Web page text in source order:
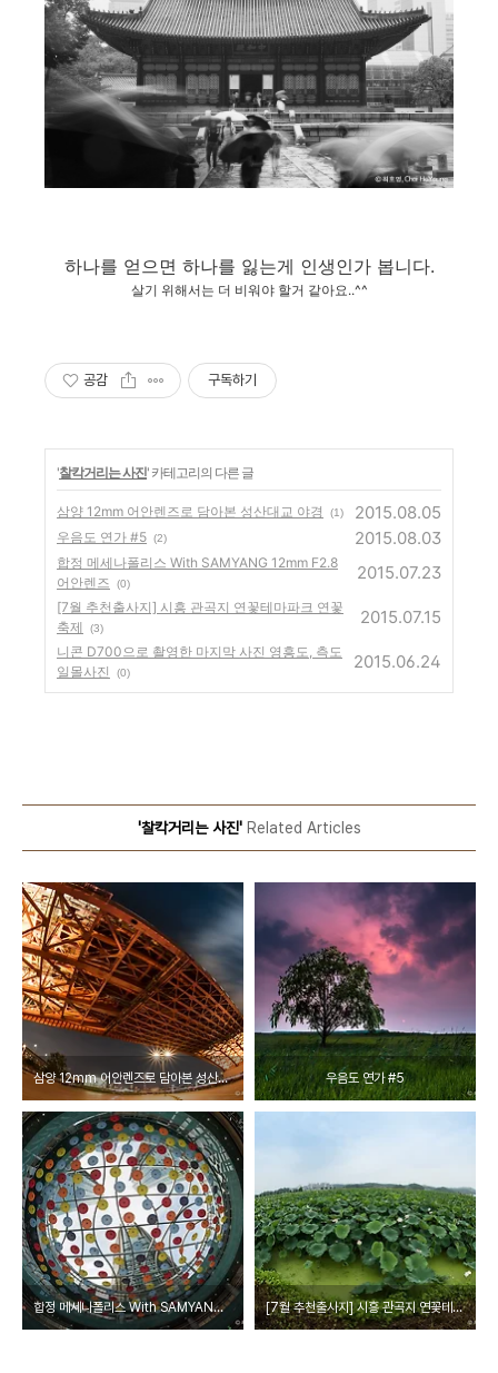
하나를 얻으면 하나를 잃는게 인생인가 봅니다.
살기 위해서는 더 비워야 할거 같아요..^^
공감 구독하기
'찰칵거리는 사진' 카테고리의 다른 글
삼양 12mm 어안렌즈로 담아본 성산대교 야경 (1) 2015.08.05
우음도 연가 #5 (2) 2015.08.03
합정 메세나폴리스 With SAMYANG 12mm F2.8
어안렌즈
(0)
2015.07.23
[7월 추천출사지] 시흥 관곡지 연꽃테마파크 연꽃
축제
(3)
2015.07.15
니콘 D700으로 촬영한 마지막 사진 영흥도, 측도
일몰사진
(0)
2015.06.24
'찰칵거리는 사진'Related Articles
삼양 12mm 어안렌즈로 담아본 성산대교 야경 우음도 연가 #5
합정 메세나폴리스 With SAMYANG 12mm F2.8 어안렌즈 [7월 추천출사지] 시흥 관곡지 연꽃테마파크 연꽃축제